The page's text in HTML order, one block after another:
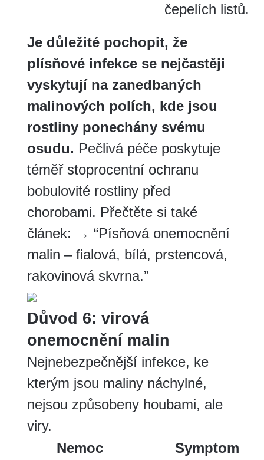
čepelích listů.
Je důležité pochopit, že
plísňové infekce se nejčastěji
vyskytují na zanedbaných
malinových polích, kde jsou
rostliny ponechány svému
osudu. Pečlivá péče poskytuje
téměř stoprocentní ochranu
bobulovité rostliny před
chorobami. Přečtěte si také
článek: → “Písňová onemocnění
malin – fialová, bílá, prstencová,
rakovinová skvrna.”
Důvod 6: virová
onemocnění malin
Nejnebezpečnější infekce, ke
kterým jsou maliny náchylné,
nejsou způsobeny houbami, ale
viry.
Nemoc
Symptom